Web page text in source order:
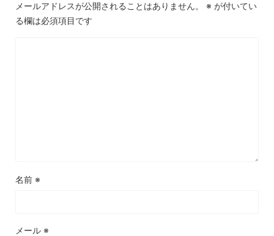
メールアドレスが公開されることはありません。 ※ が付いてい
る欄は必須項目です
名前 ※
メール ※